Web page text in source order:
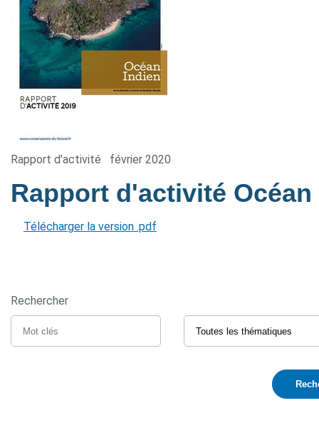
Rapport d'activité février 2020
Rapport d'activité
Télécharger la version .pdf
Rechercher